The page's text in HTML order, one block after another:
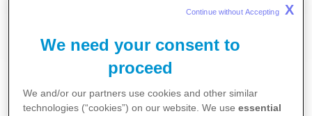
3000 IU IV enjeksiyonluk çözelti için toz
We need your consent to
proceed
We and/or our partners use cookies and other similar
technologies (“cookies”) on our website. We useessential
Continue without Accepting X